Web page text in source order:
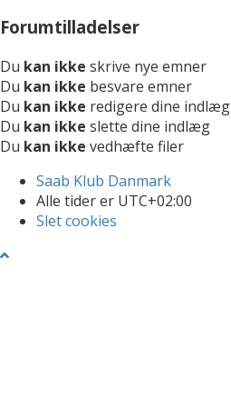
Forumtilladelser
Du kan ikke skrive nye emner
Du kan ikke besvare emner
Du kan ikke redigere dine indlæg
Du kan ikke slette dine indlæg
Du kan ikke vedhæfte filer
Saab Klub Danmark
Alle tider er UTC+02:00
Slet cookies